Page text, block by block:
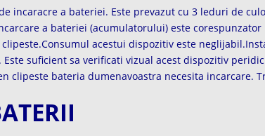
incaracre a bateriei. Este prevazut cu 3 leduri de
a bateriei (acumulatorului) este
acestui dispozitiv este
suficient sa verificati vizual acest dispozitiv
clipeste bateria dumenavoastra necesita incarcare.